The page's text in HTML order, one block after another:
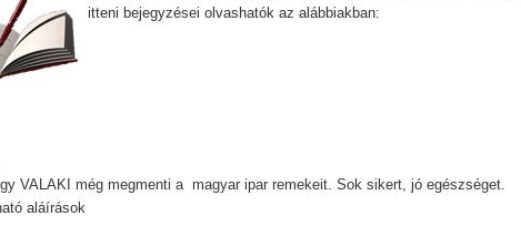
itteni bejegyzései olvashatók az alábbiakban:
VALAKI még megmenti a magyar ipar remekeit. Sok sikert, jó egészséget.
aláírások